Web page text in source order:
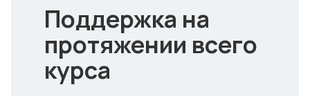
Поддержка на
протяжении всего
курса